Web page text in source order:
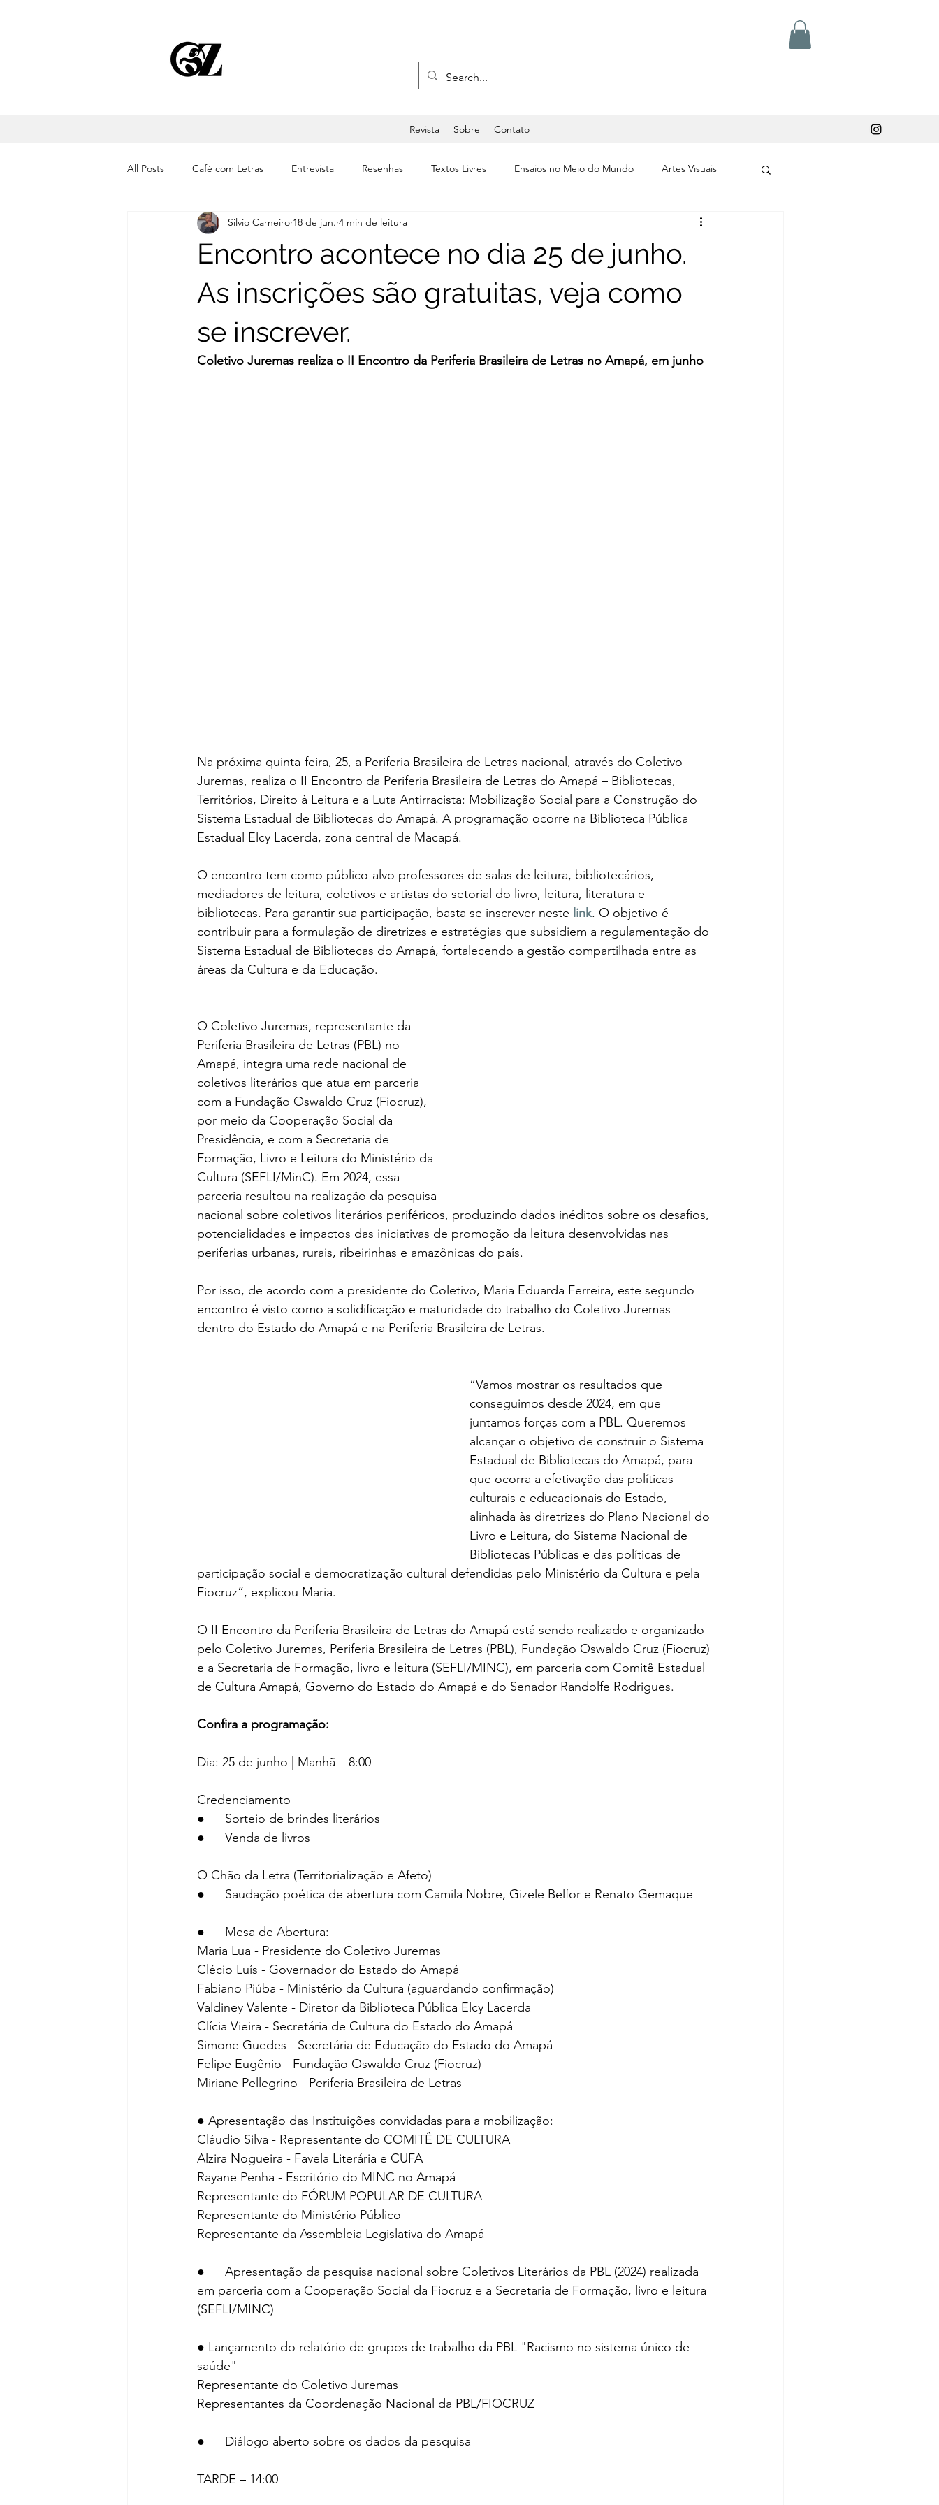
Revista Sobre Contato
All Posts Café com Letras Entrevista Resenhas Textos Livres Ensaios no Meio do Mundo Artes Visuais
Literatura Música Últimas Editorial
Encontro acontece no dia 25 de junho.
As inscrições são gratuitas, veja como
se inscrever.
Silvio Carneiro 18 de jun. 4 min de leitura
Coletivo Juremas realiza o II Encontro da Periferia Brasileira de Letras no Amapá, em junho
Na próxima quinta-feira, 25, a Periferia Brasileira de Letras nacional, através do Coletivo
Juremas, realiza o II Encontro da Periferia Brasileira de Letras do Amapá – Bibliotecas,
Territórios, Direito à Leitura e a Luta Antirracista: Mobilização Social para a Construção do
Sistema Estadual de Bibliotecas do Amapá. A programação ocorre na Biblioteca Pública
Estadual Elcy Lacerda, zona central de Macapá.
O encontro tem como público-alvo professores de salas de leitura, bibliotecários,
mediadores de leitura, coletivos e artistas do setorial do livro, leitura, literatura e
bibliotecas. Para garantir sua participação, basta se inscrever neste link. O objetivo é
contribuir para a formulação de diretrizes e estratégias que subsidiem a regulamentação do
Sistema Estadual de Bibliotecas do Amapá, fortalecendo a gestão compartilhada entre as
áreas da Cultura e da Educação.
O Coletivo Juremas, representante da
Periferia Brasileira de Letras (PBL) no
Amapá, integra uma rede nacional de
coletivos literários que atua em parceria
com a Fundação Oswaldo Cruz (Fiocruz),
por meio da Cooperação Social da
Presidência, e com a Secretaria de
Formação, Livro e Leitura do Ministério da
Cultura (SEFLI/MinC). Em 2024, essa
parceria resultou na realização da pesquisa
nacional sobre coletivos literários periféricos, produzindo dados inéditos sobre os desafios,
potencialidades e impactos das iniciativas de promoção da leitura desenvolvidas nas
periferias urbanas, rurais, ribeirinhas e amazônicas do país.
Por isso, de acordo com a presidente do Coletivo, Maria Eduarda Ferreira, este segundo
encontro é visto como a solidificação e maturidade do trabalho do Coletivo Juremas
dentro do Estado do Amapá e na Periferia Brasileira de Letras.
“Vamos mostrar os resultados que
conseguimos desde 2024, em que
juntamos forças com a PBL. Queremos
alcançar o objetivo de construir o Sistema
Estadual de Bibliotecas do Amapá, para
que ocorra a efetivação das políticas
culturais e educacionais do Estado,
alinhada às diretrizes do Plano Nacional do
Livro e Leitura, do Sistema Nacional de
Bibliotecas Públicas e das políticas de
participação social e democratização cultural defendidas pelo Ministério da Cultura e pela
Fiocruz”, explicou Maria.
O II Encontro da Periferia Brasileira de Letras do Amapá está sendo realizado e organizado
pelo Coletivo Juremas, Periferia Brasileira de Letras (PBL), Fundação Oswaldo Cruz (Fiocruz)
e a Secretaria de Formação, livro e leitura (SEFLI/MINC), em parceria com Comitê Estadual
de Cultura Amapá, Governo do Estado do Amapá e do Senador Randolfe Rodrigues.
Confira a programação:
Dia: 25 de junho | Manhã – 8:00
Credenciamento
●	Sorteio de brindes literários
●	Venda de livros
O Chão da Letra (Territorialização e Afeto)
●   	Saudação poética de abertura com Camila Nobre, Gizele Belfor e Renato Gemaque
●   	Mesa de Abertura:
Maria Lua - Presidente do Coletivo Juremas
Clécio Luís - Governador do Estado do Amapá
Fabiano Piúba - Ministério da Cultura (aguardando confirmação)
Valdiney Valente - Diretor da Biblioteca Pública Elcy Lacerda
Clícia Vieira - Secretária de Cultura do Estado do Amapá
Simone Guedes - Secretária de Educação do Estado do Amapá
Felipe Eugênio - Fundação Oswaldo Cruz (Fiocruz)
Miriane Pellegrino - Periferia Brasileira de Letras
● Apresentação das Instituições convidadas para a mobilização:
Cláudio Silva - Representante do COMITÊ DE CULTURA
Alzira Nogueira - Favela Literária e CUFA
Rayane Penha - Escritório do MINC no Amapá
Representante do FÓRUM POPULAR DE CULTURA
Representante do Ministério Público
Representante da Assembleia Legislativa do Amapá
●   	Apresentação da pesquisa nacional sobre Coletivos Literários da PBL (2024) realizada
em parceria com a Cooperação Social da Fiocruz e a Secretaria de Formação, livro e leitura
(SEFLI/MINC)
● Lançamento do relatório de grupos de trabalho da PBL "Racismo no sistema único de
saúde"
Representante do Coletivo Juremas
Representantes da Coordenação Nacional da PBL/FIOCRUZ
●   	Diálogo aberto sobre os dados da pesquisa
TARDE – 14:00